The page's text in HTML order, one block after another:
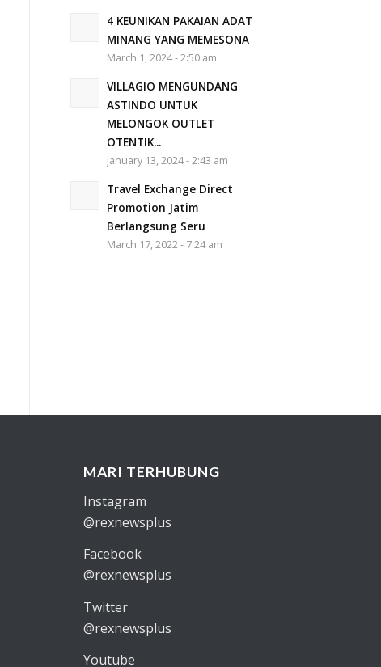
4 KEUNIKAN PAKAIAN ADAT
MINANG YANG MEMESONA
March 1, 2024 - 2:50 am
VILLAGIO MENGUNDANG
ASTINDO UNTUK
MELONGOK OUTLET
OTENTIK...
January 13, 2024 - 2:43 am
Travel Exchange Direct
Promotion Jatim
Berlangsung Seru
March 17, 2022 - 7:24 am
MARI TERHUBUNG
Instagram
@rexnewsplus
Facebook
@rexnewsplus
Twitter
@rexnewsplus
Youtube